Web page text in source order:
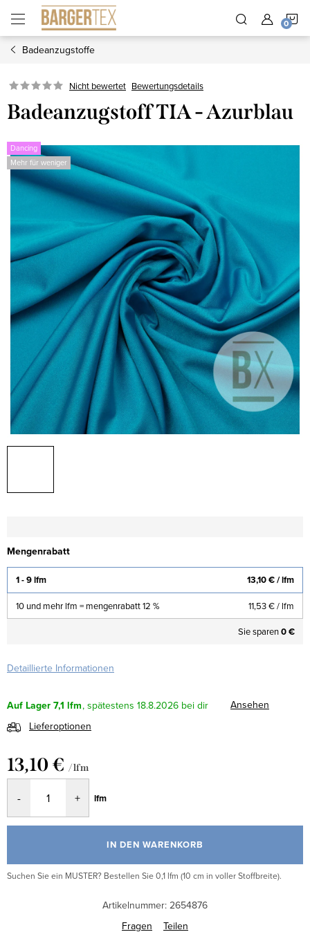
Inhalt
springen
Badeanzugstoffe
Nicht bewertet Bewertungsdetails
Badeanzugstoff TIA - Azurblau
Dancing
Mehr für weniger
Mengenrabatt
1 - 9 lfm 13,10 €/ lfm
10 und mehr lfm = mengenrabatt 12 % 11,53 €/ lfm
Sie sparen0 €
Detaillierte Informationen
Auf Lager7,1 lfm 18.8.2026
Ansehen
Lieferoptionen
13,10 € / lfm
lfm
IN DEN WARENKORB
Suchen Sie ein MUSTER? Bestellen Sie 0,1 lfm (10 cm in voller Stoffbreite).
Artikelnummer: 2654876
Fragen
Teilen